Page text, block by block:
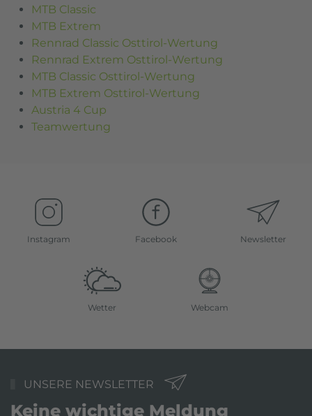
MTB Classic
MTB Extrem
Rennrad Classic Osttirol-Wertung
Rennrad Extrem Osttirol-Wertung
MTB Classic Osttirol-Wertung
MTB Extrem Osttirol-Wertung
Austria 4 Cup
Teamwertung
Instagram Facebook Newsletter
Wetter Webcam
UNSERE NEWSLETTER
Keine wichtige Meldung